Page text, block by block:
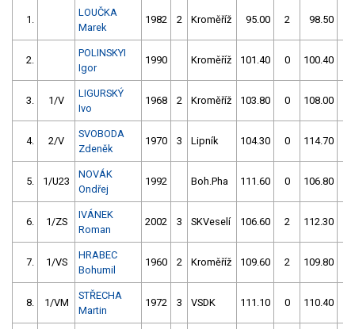
1.
LOUČKA
Marek
1982 2 Kroměříž 95.00 2 98.50
2.
POLINSKYI
Igor
1990 Kroměříž 101.40 0 100.40
3. 1/V
LIGURSKÝ
Ivo
1968 2 Kroměříž 103.80 0 108.00
4. 2/V
SVOBODA
Zdeněk
1970 3 Lipník 104.30 0 114.70
5. 1/U23
NOVÁK
Ondřej
1992 Boh.Pha 111.60 0 106.80
6. 1/ZS
IVÁNEK
Roman
2002 3 SKVeselí 106.60 2 112.30
7. 1/VS
HRABEC
Bohumil
1960 2 Kroměříž 109.60 2 109.80
8. 1/VM
STŘECHA
Martin
1972 3 VSDK 111.10 0 110.40